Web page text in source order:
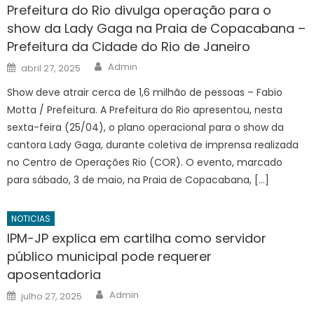
Prefeitura do Rio divulga operação para o
show da Lady Gaga na Praia de Copacabana –
Prefeitura da Cidade do Rio de Janeiro
Posted
on
abril 27, 2025 Author
Admin
Show deve atrair cerca de 1,6 milhão de pessoas – Fabio
Motta / Prefeitura. A Prefeitura do Rio apresentou, nesta
sexta-feira (25/04), o plano operacional para o show da
cantora Lady Gaga, durante coletiva de imprensa realizada
no Centro de Operações Rio (COR). O evento, marcado
para sábado, 3 de maio, na Praia de Copacabana, […]
NOTICIAS
IPM-JP explica em cartilha como servidor
público municipal pode requerer
aposentadoria
Posted
on
julho 27, 2025 Author
Admin